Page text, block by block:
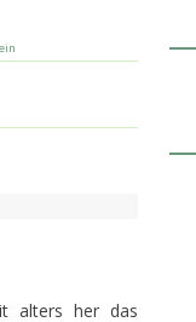
alters her das